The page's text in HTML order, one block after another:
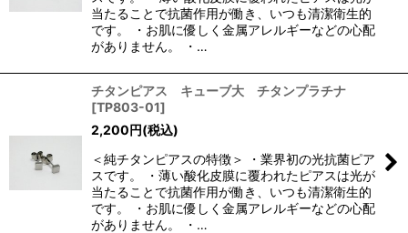
当たることで抗菌作用が働き、いつも清潔衛生的
です。 ・お肌に優しく金属アレルギーなどの心配
がありません。 ・…
チタンピアス キューブ大 チタンプラチナ
[TP803-01]
2,200円(税込)
＜純チタンピアスの特徴＞ ・業界初の光抗菌ピア
スです。 ・薄い酸化皮膜に覆われたピアスは光が
当たることで抗菌作用が働き、いつも清潔衛生的
です。 ・お肌に優しく金属アレルギーなどの心配
がありません。 ・…